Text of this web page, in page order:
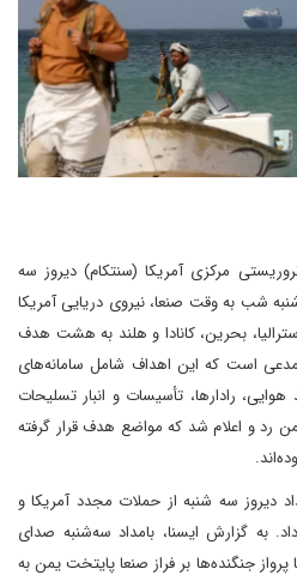
مرکزی آمریکا (سنتکام) دیروز سه
کرد در ساعت ۲۳:۵۹ دوشنبه شب به وقت صنعا، نیروی دریایی آمریکا
بحرین، کانادا و هلند به هشت هدف
مدعی است که این اهداف شامل سامانه‌های
رادارها، تأسیسات و انبار تسلیحات
رد و اعلام شد که مواضع هدف قرار گرفته
دیروز سه شنبه از حملات مجدد آمریکا و
به گزارش ایسنا، بامداد سه‌شنبه صدای
جنگنده‌ها بر فراز صنعا پایتخت یمن به